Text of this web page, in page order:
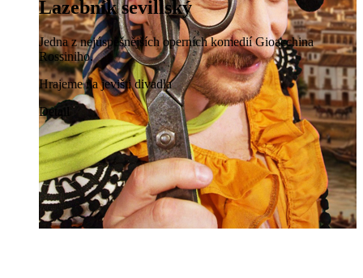
Lazebník sevillský
Jedna z nejúspěšnějších operních komedií Gioacchina
Rossiniho.
Hrajeme na jevišti divadla
Detail